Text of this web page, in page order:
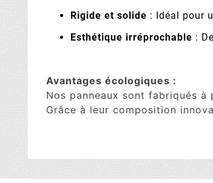
Rigide et solide : Idéal pour
Esthétique irréprochable :
Avantages écologiques :
Nos panneaux sont fabriqués
Grâce à leur composition